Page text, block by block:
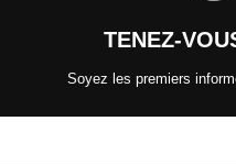
TENEZ-
Soyez les premiers